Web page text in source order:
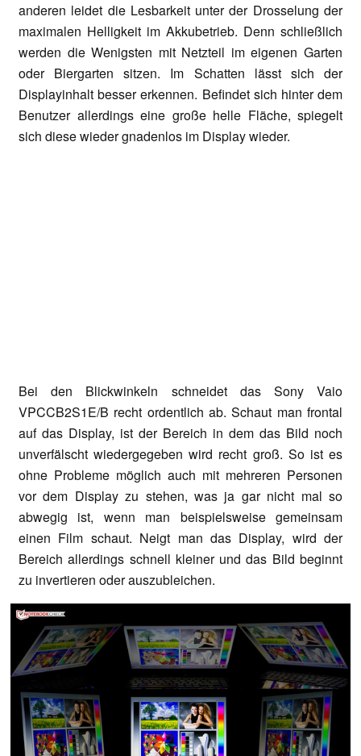
anderen leidet die Lesbarkeit unter der Drosselung der
maximalen Helligkeit im Akkubetrieb. Denn schließlich
werden die Wenigsten mit Netzteil im eigenen Garten
oder Biergarten sitzen. Im Schatten lässt sich der
Displayinhalt besser erkennen. Befindet sich hinter dem
Benutzer allerdings eine große helle Fläche, spiegelt
sich diese wieder gnadenlos im Display wieder.
Bei den Blickwinkeln schneidet das Sony Vaio
VPCCB2S1E/B recht ordentlich ab. Schaut man frontal
auf das Display, ist der Bereich in dem das Bild noch
unverfälscht wiedergegeben wird recht groß. So ist es
ohne Probleme möglich auch mit mehreren Personen
vor dem Display zu stehen, was ja gar nicht mal so
abwegig ist, wenn man beispielsweise gemeinsam
einen Film schaut. Neigt man das Display, wird der
Bereich allerdings schnell kleiner und das Bild beginnt
zu invertieren oder auszubleichen.